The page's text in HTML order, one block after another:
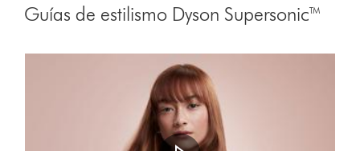
Guías de estilismo Dyson Supersonic™
Abrir
transcripción